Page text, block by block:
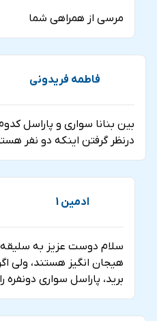
مرسي از همراهي شما
فاطمه فريدوني
بين بنانا سواري و پاراسل
درنظر گرفتن اينكه دو نفر
ادمین 1
سلام دوست عزيز به
هيجان انگيز هستند، ولي
بريد، پاراسل سواري